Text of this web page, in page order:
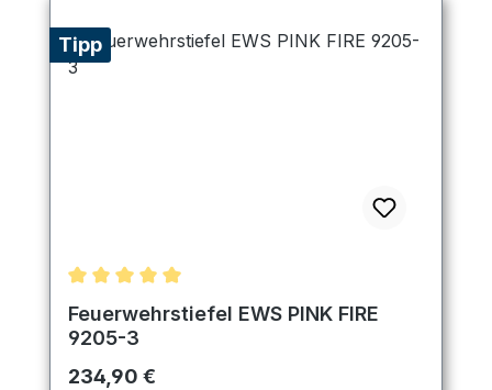
Tipp
Durchschnittliche Bewertung von 5 von 5 Sternen
Feuerwehrstiefel EWS PINK FIRE
9205-3
Regulärer Preis:
234,90 €